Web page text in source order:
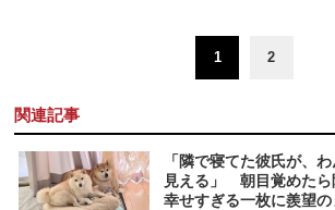
1 2
関連記事
「隣で寝てた彼氏が、
見える」 朝目覚めた
幸せすぎる一枚に羨望の